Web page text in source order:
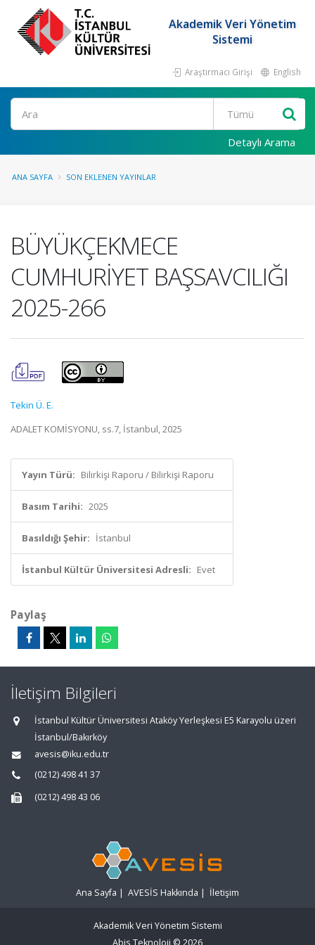
Akademik Veri Yönetim
Sistemi
Araştırmacı Girişi English
Ara
Detaylı Arama
ANA SAYFA SON EKLENEN YAYINLAR
BÜYÜKÇEKMECE
CUMHURİYET BAŞSAVCILIĞI
2025-266
Tekin Ü. E.
ADALET KOMİSYONU, ss.7, İstanbul, 2025
Yayın Türü: Bilirkişi Raporu / Bilirkişi Raporu
Basım Tarihi: 2025
Basıldığı Şehir: İstanbul
İstanbul Kültür Üniversitesi Adresli: Evet
Paylaş
İletişim Bilgileri
İstanbul Kültür Üniversitesi Ataköy Yerleşkesi E5 Karayolu üzeri
İstanbul/Bakırköy
avesis@iku.edu.tr
(0212) 498 41 37
(0212) 498 43 06
Ana Sayfa | AVESİS Hakkında | İletişim
Akademik Veri Yönetim Sistemi
Abis Teknoloji © 2026